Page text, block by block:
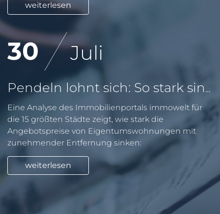
weiterlesen
30 Juli
Pendeln lohnt sich: So stark sinken Wohnungspreise im Umland
Eine Analyse des Immobilienportals immowelt für
die 15 größten Städte zeigt, wie stark die
Angebotspreise von Eigentumswohnungen mit
zunehmender Entfernung sinken:
weiterlesen